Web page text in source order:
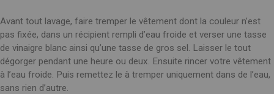
English
Arabic
FRANCE
Français
English
English
Cрпски
SPAIN
English
Spanish
SWITZERLAND
Deutsch
Avant tout lavage, faire tremper le vêtement dont la couleur n’est
pas fixée, dans un récipient rempli d’eau froide et verser une tasse
de vinaigre blanc ainsi qu’une tasse de gros sel. Laisser le tout
dégorger pendant une heure ou deux. Ensuite rincer votre vêtement
à l’eau froide. Puis remettez le à tremper uniquement dans de l’eau,
sans rien d’autre.